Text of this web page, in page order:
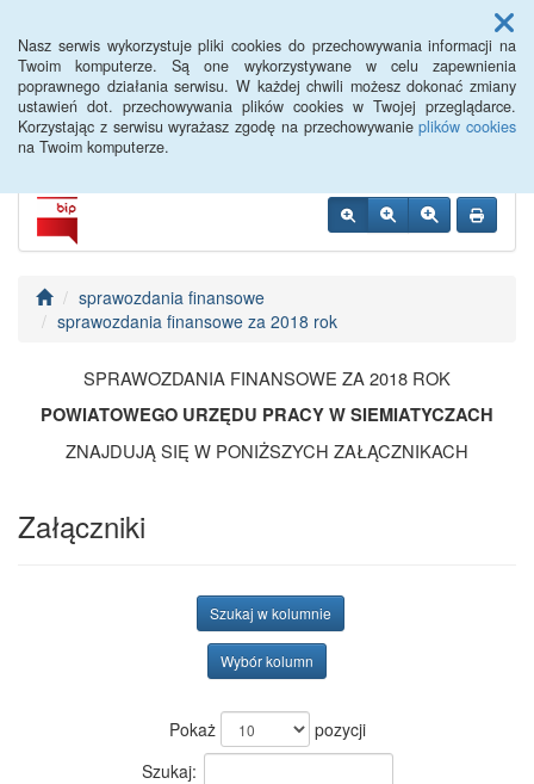
Nasz serwis wykorzystuje pliki cookies do przechowywania informacji na
Twoim komputerze. Są one wykorzystywane w celu zapewnienia
poprawnego działania serwisu. W każdej chwili możesz dokonać zmiany
ustawień dot. przechowywania plików cookies w Twojej przeglądarce.
Korzystając z serwisu wyrażasz zgodę na przechowywanieplików cookies
na Twoim komputerze.
Menu
Siemiatycze PUP
sprawozdania finansowe
sprawozdania finansowe za 2018 rok
SPRAWOZDANIA FINANSOWE ZA 2018 ROK
POWIATOWEGO URZĘDU PRACY W SIEMIATYCZACH
ZNAJDUJĄ SIĘ W PONIŻSZYCH ZAŁĄCZNIKACH
Załączniki
Szukaj w kolumnie
Wybór kolumn
Pokaż
pozycji
Szukaj: